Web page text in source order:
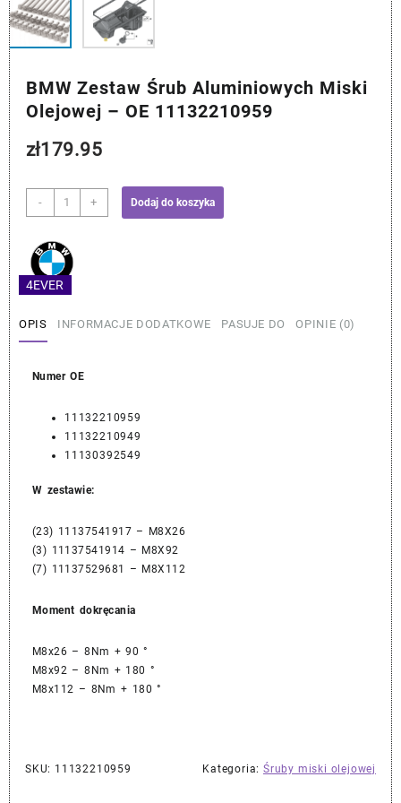
4EVER
BMW Zestaw Śrub Aluminiowych Miski
Olejowej – OE 11132210959
zł179.95
-
ilość
BMW
Śrub
Aluminiowych
Miski
+ Dodaj do koszyka
OPIS INFORMACJE DODATKOWE PASUJE DO OPINIE (0)
Numer OE
11132210959
11132210949
11130392549
W zestawie:
(23) 11137541917 – M8X26
(3) 11137541914 – M8X92
(7) 11137529681 – M8X112
Moment dokręcania
M8x26 – 8Nm + 90 °
M8x92 – 8Nm + 180 °
M8x112 – 8Nm + 180 °
SKU: 11132210959 Kategoria: Śruby miski olejowej